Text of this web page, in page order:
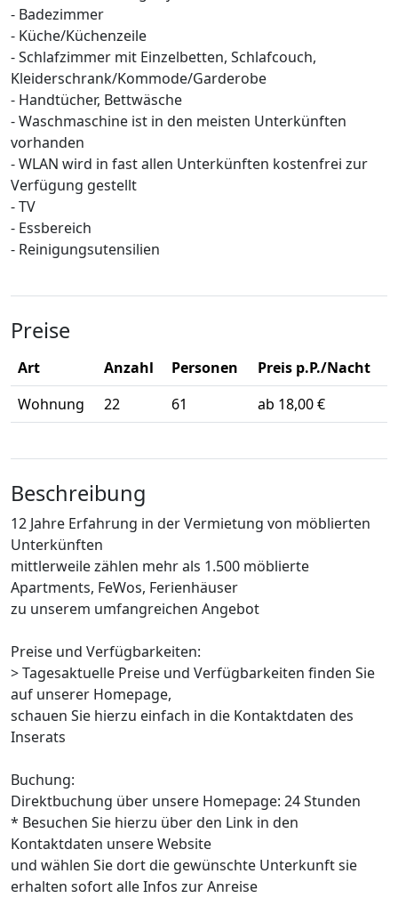
- Badezimmer
- Küche/Küchenzeile
- Schlafzimmer mit Einzelbetten, Schlafcouch,
Kleiderschrank/Kommode/Garderobe
- Handtücher, Bettwäsche
- Waschmaschine ist in den meisten Unterkünften
vorhanden
- WLAN wird in fast allen Unterkünften kostenfrei zur
Verfügung gestellt
- TV
- Essbereich
- Reinigungsutensilien
Preise
Art Anzahl Personen
Preis p.P./Nacht
Wohnung
22 61 ab 18,00 €
Beschreibung
12 Jahre Erfahrung in der Vermietung von möblierten
Unterkünften
mittlerweile zählen mehr als 1.500 möblierte
Apartments, FeWos, Ferienhäuser
zu unserem umfangreichen Angebot
Preise und Verfügbarkeiten:
> Tagesaktuelle Preise und Verfügbarkeiten finden Sie
auf unserer Homepage,
schauen Sie hierzu einfach in die Kontaktdaten des
Inserats
Buchung:
Direktbuchung über unsere Homepage: 24 Stunden
* Besuchen Sie hierzu über den Link in den
Kontaktdaten unsere Website
und wählen Sie dort die gewünschte Unterkunft sie
erhalten sofort alle Infos zur Anreise